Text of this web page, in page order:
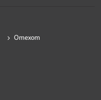
Omexom